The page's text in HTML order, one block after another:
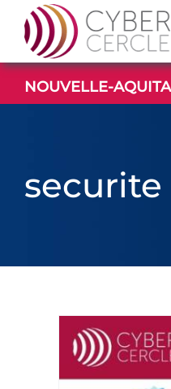
Passer
contenu
NOUVELLE-